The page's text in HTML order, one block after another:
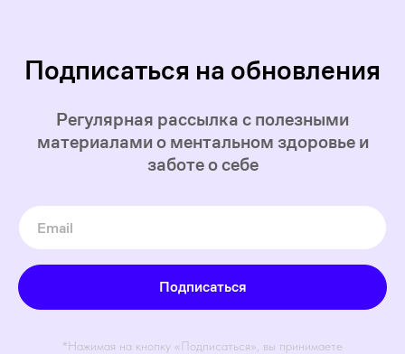
Подписаться на обновления
Регулярная рассылка с полезными
материалами о ментальном здоровье и
заботе о себе
Подписаться
*Нажимая на кнопку «Подписаться», вы принимаете